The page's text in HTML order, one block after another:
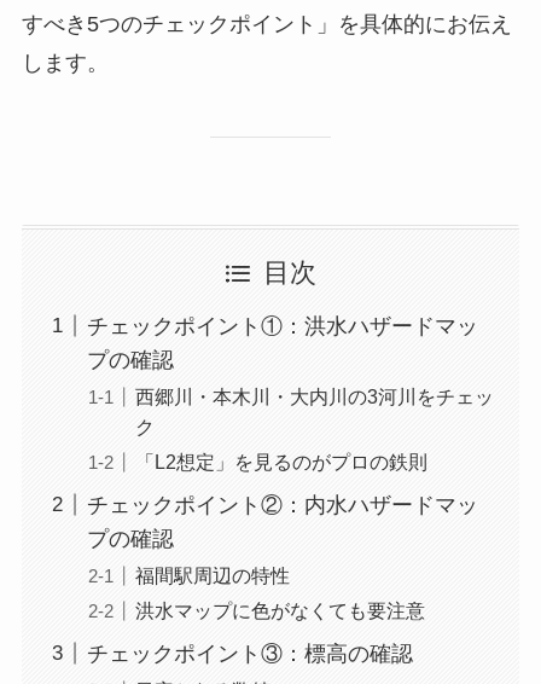
すべき5つのチェックポイント」を具体的にお伝え
します。
目次
チェックポイント①：洪水ハザードマッ
プの確認
西郷川・本木川・大内川の3河川をチェッ
ク
「L2想定」を見るのがプロの鉄則
チェックポイント②：内水ハザードマッ
プの確認
福間駅周辺の特性
洪水マップに色がなくても要注意
チェックポイント③：標高の確認